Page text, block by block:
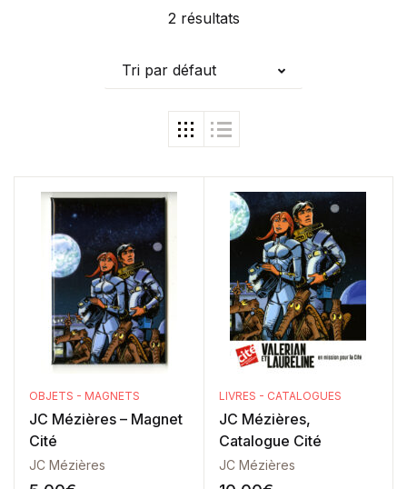
2 résultats
Tri par défaut
OBJETS - MAGNETS
JC Mézières – Magnet
Cité
JC Mézières
LIVRES - CATALOGUES
JC Mézières,
Catalogue Cité
JC Mézières